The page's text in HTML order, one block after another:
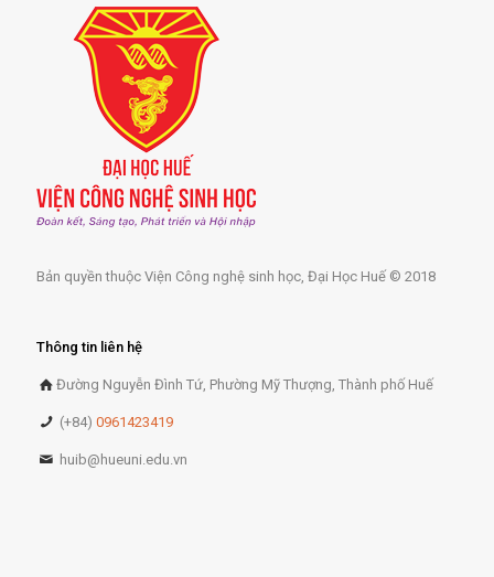
Bản quyền thuộc Viện Công nghệ sinh học, Đại Học Huế © 2018
Thông tin liên hệ
Đường Nguyễn Đình Tứ, Phường Mỹ Thượng, Thành phố Huế
(+84)0961423419
huib@hueuni.edu.vn